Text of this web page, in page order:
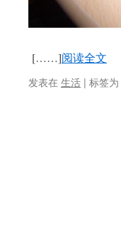
[……]阅读全文
发表在 生活 | 标签为